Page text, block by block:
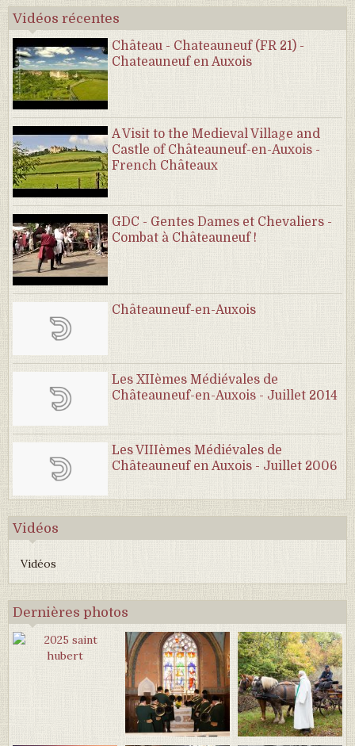
Vidéos récentes
Château - Chateauneuf (FR 21) -
Chateauneuf en Auxois
A Visit to the Medieval Village and
Castle of Châteauneuf-en-Auxois -
French Châteaux
GDC - Gentes Dames et Chevaliers -
Combat à Châteauneuf !
Châteauneuf-en-Auxois
Les XIIèmes Médiévales de
Châteauneuf-en-Auxois - Juillet 2014
Les VIIIèmes Médiévales de
Châteauneuf en Auxois - Juillet 2006
Vidéos
Vidéos
Dernières photos